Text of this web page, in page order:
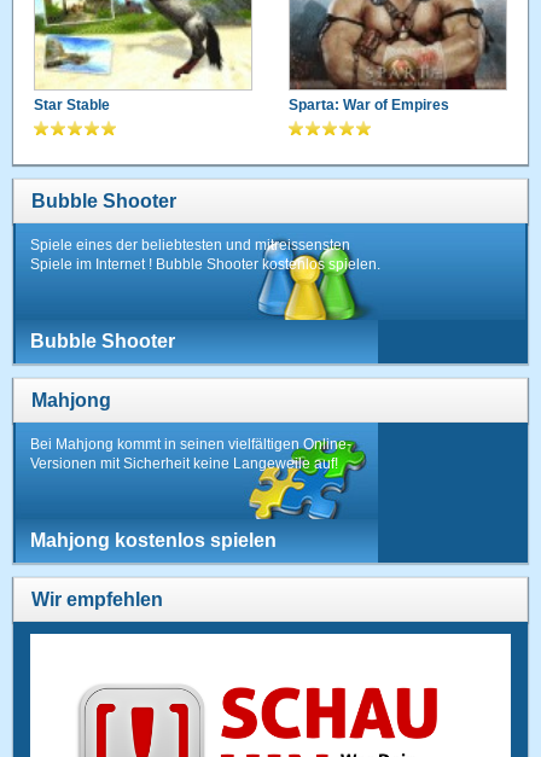
Star Stable Sparta: War of Empires
Bubble Shooter
Spiele eines der beliebtesten und mitreissensten
Spiele im Internet ! Bubble Shooter kostenlos spielen.
Bubble Shooter
Mahjong
Bei Mahjong kommt in seinen vielfältigen Online-
Versionen mit Sicherheit keine Langeweile auf!
Mahjong kostenlos spielen
Wir empfehlen